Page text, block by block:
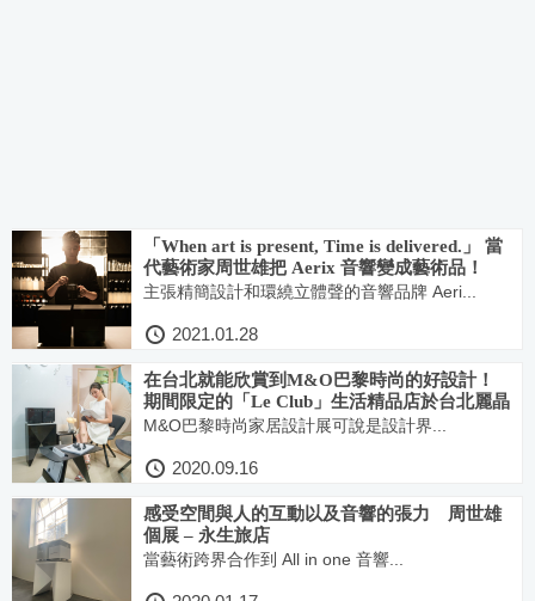
「When art is present, Time is delivered.」 當
代藝術家周世雄把 Aerix 音響變成藝術品！
主張精簡設計和環繞立體聲的音響品牌 Aeri...
2021.01.28
在台北就能欣賞到M&O巴黎時尚的好設計！
期間限定的「Le Club」生活精品店於台北麗晶
開幕
M&O巴黎時尚家居設計展可說是設計界...
2020.09.16
感受空間與人的互動以及音響的張力 周世雄
個展 – 永生旅店
當藝術跨界合作到 All in one 音響...